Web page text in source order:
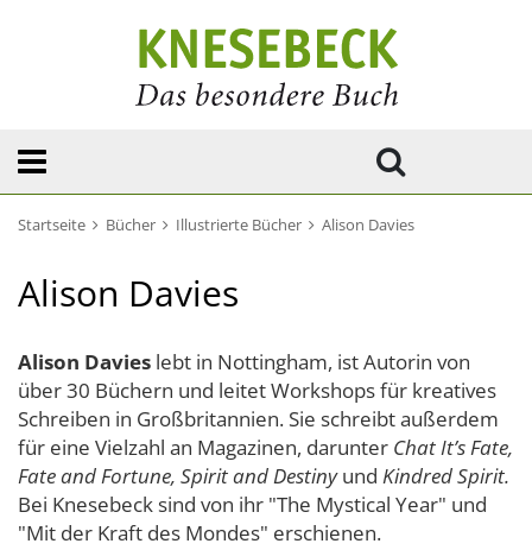
Startseite Bücher Illustrierte Bücher Alison Davies
Alison Davies
Alison Davies lebt in Nottingham, ist Autorin von
über 30 Büchern und leitet Workshops für kreatives
Schreiben in Großbritannien. Sie schreibt außerdem
für eine Vielzahl an Magazinen, darunter Chat It’s Fate,
Fate and Fortune, Spirit andDestinyund Kindred Spirit.
Bei Knesebeck sind von ihr "The Mystical Year" und
"Mit der Kraft des Mondes" erschienen.